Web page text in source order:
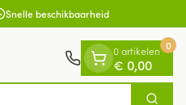
Snelle beschikbaarheid
0 artikelen
€ 0,00
0